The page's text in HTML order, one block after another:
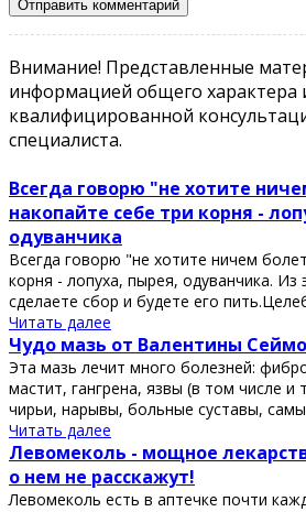
Внимание! Представленные
информацией общего характера
квалифицированной
специалиста.
Всегда говорю "не хотите
накопайте себе три корня -
одуванчика
Всегда говорю "не хотите ничем
корня - лопуха, пырея, одуванчика. Из
сделаете сбор и будете его
Читать далее
Чудо мазь от Валентины
Эта мазь лечит много болезней:
мастит, гангрена, язвы (в том числе и
чирьи, нарывы, больные суставы,
Читать далее
Левомеколь - мощное
о нем не расскажут!
Левомеколь есть в аптечке почти